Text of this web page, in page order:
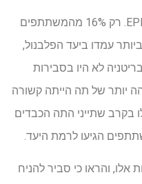
ממצאים דומים הופיעו ב-EPIC Norfolk. רק 16% מהמשתתפים
עמדו ביעד הפלבנול,
לא היו בסבירות
יותר של תה הייתה קשורה
בקרב שתייני התה הכבדים
הגיעו לרמת היעד.
אלו, והראו כי סביר להניח